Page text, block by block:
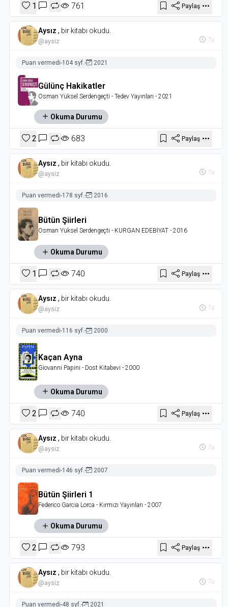
1 761 Paylaş
Aysız , bir kitabı okudu.
@aysiz 7a
Puan vermedi-104 syf.- 2021
Gülünç Hakikatler
Osman Yüksel Serdengeçti - Tedev Yayınları - 2021
Okuma Durumu
2 683 Paylaş
Aysız , bir kitabı okudu.
@aysiz 7a
Puan vermedi-178 syf.- 2016
Bütün Şiirleri
Osman Yüksel Serdengeçti - KURGAN EDEBİYAT - 2016
Okuma Durumu
1 740 Paylaş
Aysız , bir kitabı okudu.
@aysiz 7a
Puan vermedi-116 syf.- 2000
Kaçan Ayna
Giovanni Papini - Dost Kitabevi - 2000
Okuma Durumu
2 740 Paylaş
Aysız , bir kitabı okudu.
@aysiz 7a
Puan vermedi-146 syf.- 2007
Bütün Şiirleri 1
Federico Garcia Lorca - Kırmızı Yayınları - 2007
Okuma Durumu
2 793 Paylaş
Aysız , bir kitabı okudu.
@aysiz 7a
Puan vermedi-48 syf.- 2021